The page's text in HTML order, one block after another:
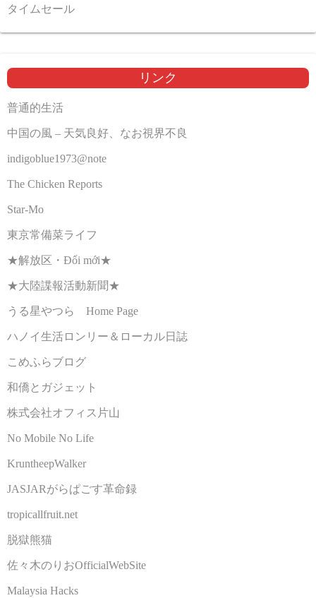
タイムセール
リンク
普通的生活
中国の風 – 天気良好、なお視界不良
indigoblue1973@note
The Chicken Reports
Star-Mo
東京常備菜ライフ
★解放区・Đổi mới★
★大陸諜報活動新聞★
うる星やつら Home Page
ハノイ生活ロンリー＆ローカル日誌
こめふらブログ
和僑とガジェット
株式会社オフィス片山
No Mobile No Life
KruntheepWalker
JASJARがらぱごす革命録
tropicallfruit.net
脱獄熊猫
佐々木のりおOfficialWebSite
Malaysia Hacks